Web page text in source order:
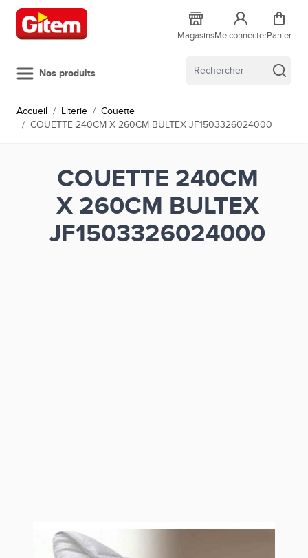
Allez au contenu
MagasinsMe connecterPanier
Nos produits
Accueil / Literie / Couette
/ COUETTE 240CM X 260CM BULTEX JF1503326024000
COUETTE 240CM
X 260CM BULTEX
JF1503326024000